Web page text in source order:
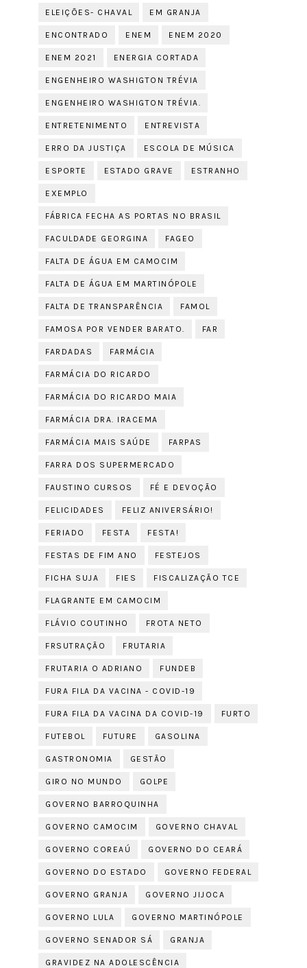
ELEIÇÕES- CHAVAL EM GRANJA
ENCONTRADO ENEM ENEM 2020
ENEM 2021 ENERGIA CORTADA
ENGENHEIRO WASHIGTON TRÉVIA
ENGENHEIRO WASHIGTON TRÉVIA.
ENTRETENIMENTO ENTREVISTA
ERRO DA JUSTIÇA ESCOLA DE MÚSICA
ESPORTE ESTADO GRAVE ESTRANHO
EXEMPLO
FÁBRICA FECHA AS PORTAS NO BRASIL
FACULDADE GEORGINA FAGEO
FALTA DE ÁGUA EM CAMOCIM
FALTA DE ÁGUA EM MARTINÓPOLE
FALTA DE TRANSPARÊNCIA FAMOL
FAMOSA POR VENDER BARATO. FAR
FARDADAS FARMÁCIA
FARMÁCIA DO RICARDO
FARMÁCIA DO RICARDO MAIA
FARMÁCIA DRA. IRACEMA
FARMÁCIA MAIS SAÚDE FARPAS
FARRA DOS SUPERMERCADO
FAUSTINO CURSOS FÉ E DEVOÇÃO
FELICIDADES FELIZ ANIVERSÁRIO!
FERIADO FESTA FESTA!
FESTAS DE FIM ANO FESTEJOS
FICHA SUJA FIES FISCALIZAÇÃO TCE
FLAGRANTE EM CAMOCIM
FLÁVIO COUTINHO FROTA NETO
FRSUTRAÇÃO FRUTARIA
FRUTARIA O ADRIANO FUNDEB
FURA FILA DA VACINA - COVID-19
FURA FILA DA VACINA DA COVID-19 FURTO
FUTEBOL FUTURE GASOLINA
GASTRONOMIA GESTÃO
GIRO NO MUNDO GOLPE
GOVERNO BARROQUINHA
GOVERNO CAMOCIM GOVERNO CHAVAL
GOVERNO COREAÚ GOVERNO DO CEARÁ
GOVERNO DO ESTADO GOVERNO FEDERAL
GOVERNO GRANJA GOVERNO JIJOCA
GOVERNO LULA GOVERNO MARTINÓPOLE
GOVERNO SENADOR SÁ GRANJA
GRAVIDEZ NA ADOLESCÊNCIA